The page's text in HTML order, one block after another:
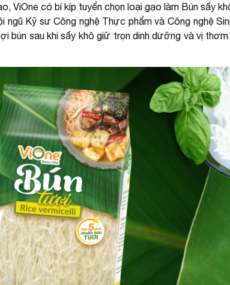
ViOne có bí kíp tuyển chọn loại gạo làm Bún sấy
Kỹ sư Công nghệ Thực phẩm và Công nghệ
bún sau khi sấy khô giữ trọn dinh dưỡng và vị